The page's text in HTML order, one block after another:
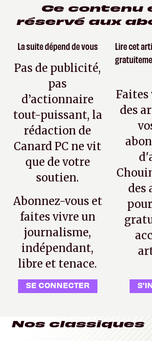
Ce contenu
réservé aux
La suite dépend de vous
Pas de publicité,
pas
d’actionnaire
tout-puissant, la
rédaction de
Canard PC ne vit
que de votre
soutien.
Abonnez-vous et
faites vivre un
journalisme,
indépendant,
libre et tenace.
SE CONNECTER
Lire cet
des
des
Nos classiques